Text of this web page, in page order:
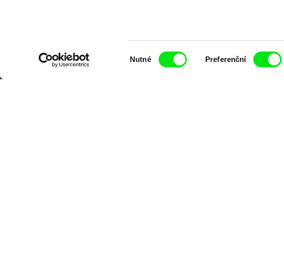
Nutné Preferenční
Alliance. Naším cílem je posouvat hranice